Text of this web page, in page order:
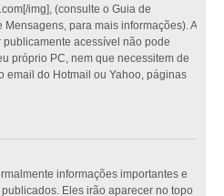
img], (consulte o Guia de
para mais informações). A
acessível não pode
próprio PC, nem que necessitem de
email do Hotmail ou Yahoo, páginas
informações importantes e
Eles irão aparecer no topo